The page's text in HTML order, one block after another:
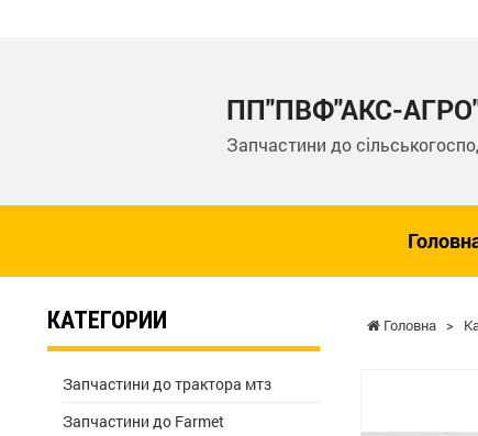
ПП"ПВФ"АКС-
Запчастини до
Головна >
КАТЕГОРИИ
Запчастини до трактора мтз
Запчастини до Farmet